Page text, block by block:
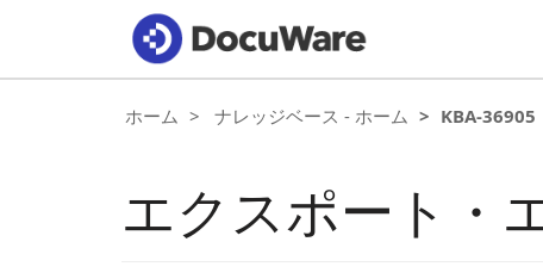
ホーム ナレッジベース - ホーム KBA-36905
エクスポート・